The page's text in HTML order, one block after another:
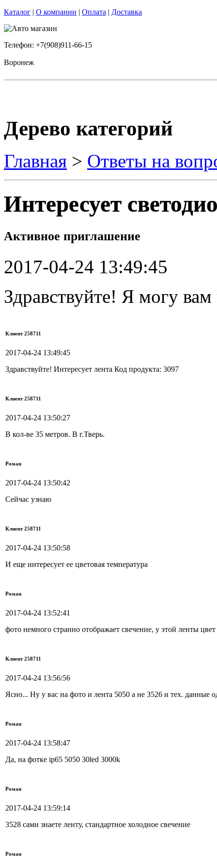
Каталог | О компании | Оплата | Доставка
Телефон: +7(908)911-66-15
Воронеж
Дерево категорий
Главная > Ответы на
Интересует
Активное приглашение
2017-04-24 13:49:45
Здравствуйте! Я могу
Клиент 258711
2017-04-24 13:49:45
Здравствуйте! Интересует лента Код продукта: 3097
Клиент 258711
2017-04-24 13:50:27
В кол-ве 35 метров. В г.Тверь.
Роман
2017-04-24 13:50:42
Сейчас узнаю
Клиент 258711
2017-04-24 13:50:58
И еще интересует ее цветовая температура
Роман
2017-04-24 13:52:41
фото немного странно отображает свечение, у этой ленты
Клиент 258711
2017-04-24 13:56:56
Ясно... Ну у вас на фото и лента 5050 а не 3526 и тех.
Роман
2017-04-24 13:58:47
Да, на фотке ip65 5050 30led 3000k
Роман
2017-04-24 13:59:14
3528 сами знаете ленту, стандартное холодное свечение
Роман